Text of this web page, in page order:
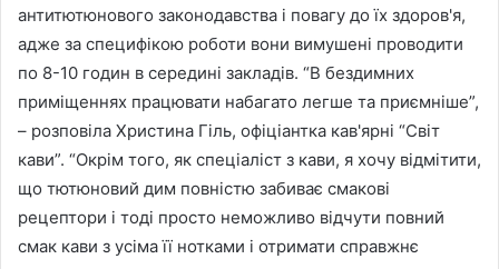
антитютюнового законодавства і повагу до їх здоров'я,
адже за специфікою роботи вони вимушені проводити
по 8-10 годин в середині закладів. “В бездимних
приміщеннях працювати набагато легше та приємніше”,
– розповіла Христина Гіль, офіціантка кав'ярні “Світ
кави”. “Окрім того, як спеціаліст з кави, я хочу відмітити,
що тютюновий дим повністю забиває смакові
рецептори і тоді просто неможливо відчути повний
смак кави з усіма її нотками і отримати справжнє